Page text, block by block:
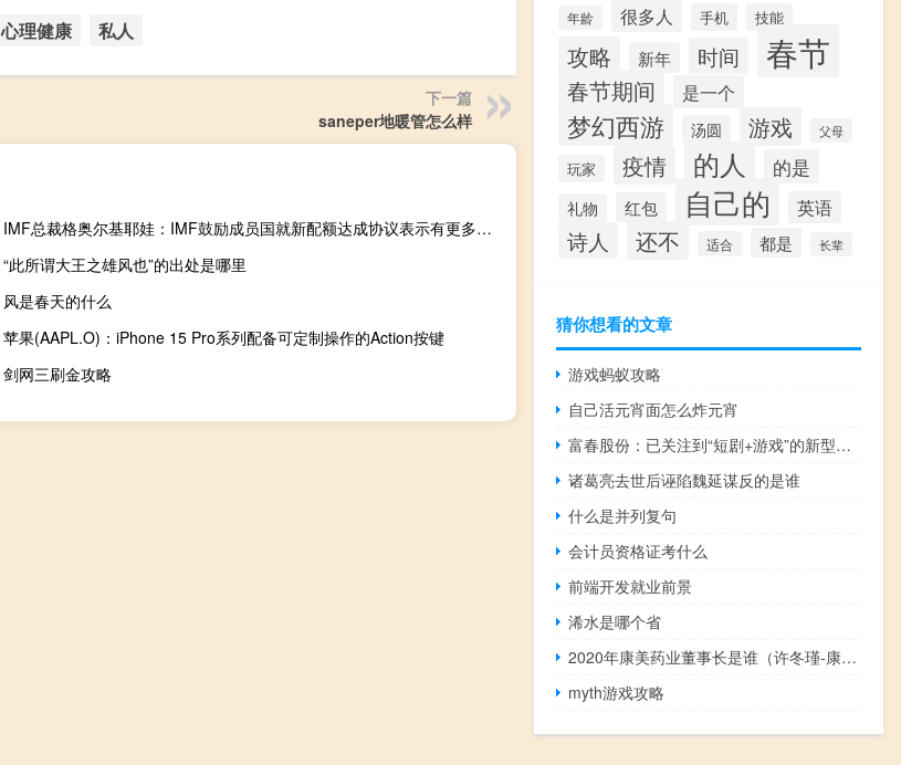
心理健康 私人
下一篇
saneper地暖管怎么样
IMF总裁格奥尔基耶娃：IMF鼓励成员国就新配额达成协议表示有更多资金是必要的
“此所谓大王之雄风也”的出处是哪里
风是春天的什么
苹果(AAPL.O)：iPhone 15 Pro系列配备可定制操作的Action按键
剑网三刷金攻略
年龄
很多人 手机 技能
攻略 新年 时间 春节
春节期间 是一个
梦幻西游 汤圆 游戏 父母
玩家 疫情 的人 的是
礼物 红包 自己的 英语
诗人 还不 适合 都是 长辈
猜你想看的文章
游戏蚂蚁攻略
自己活元宵面怎么炸元宵
富春股份：已关注到“短剧+游戏”的新型游戏形态
诸葛亮去世后诬陷魏延谋反的是谁
什么是并列复句
会计员资格证考什么
前端开发就业前景
浠水是哪个省
2020年康美药业董事长是谁（许冬瑾-康美药业股份有限公司前任副董事长介绍）
myth游戏攻略